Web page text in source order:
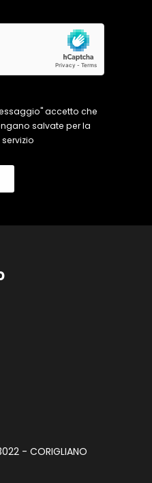
accetto che
salvate per la
- CORIGLIANO